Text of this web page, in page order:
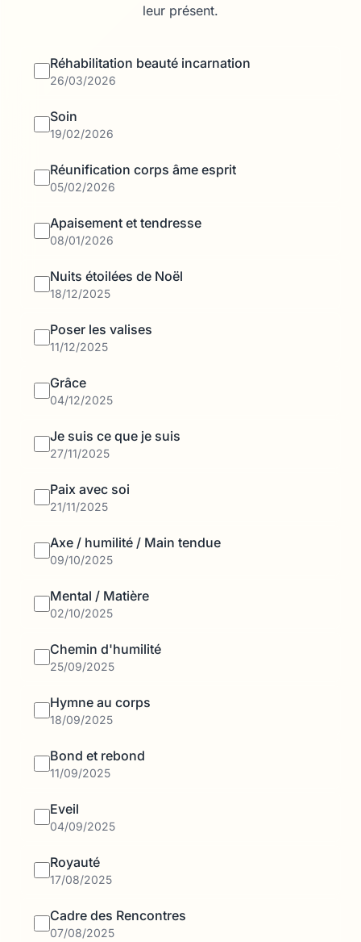
leur présent.
Réhabilitation beauté incarnation
26/03/2026
Soin
19/02/2026
Réunification corps âme esprit
05/02/2026
Apaisement et tendresse
08/01/2026
Nuits étoilées de Noël
18/12/2025
Poser les valises
11/12/2025
Grâce
04/12/2025
Je suis ce que je suis
27/11/2025
Paix avec soi
21/11/2025
Axe / humilité / Main tendue
09/10/2025
Mental / Matière
02/10/2025
Chemin d'humilité
25/09/2025
Hymne au corps
18/09/2025
Bond et rebond
11/09/2025
Eveil
04/09/2025
Royauté
17/08/2025
Cadre des Rencontres
07/08/2025